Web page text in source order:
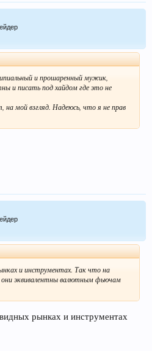
и прошаренный мужик,
и писать под хайдом где это не
на мой взгляд. Надеюсь, что я не прав
и инструментах. Так что на
эквивалентны валютным фьючам
рынках и инструментах